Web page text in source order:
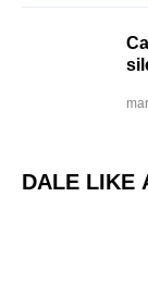
DALE LIKE